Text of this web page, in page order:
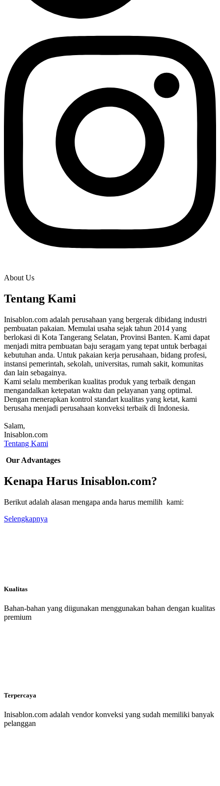
About Us
Tentang Kami
Inisablon.com adalah perusahaan yang bergerak dibidang industri
pembuatan pakaian. Memulai usaha sejak tahun 2014 yang
berlokasi di Kota Tangerang Selatan, Provinsi Banten. Kami dapat
menjadi mitra pembuatan baju seragam yang tepat untuk berbagai
kebutuhan anda. Untuk pakaian kerja perusahaan, bidang profesi,
instansi pemerintah, sekolah, universitas, rumah sakit, komunitas
dan lain sebagainya.
Kami selalu memberikan kualitas produk yang terbaik dengan
mengandalkan ketepatan waktu dan pelayanan yang optimal.
Dengan menerapkan kontrol standart kualitas yang ketat, kami
berusaha menjadi perusahaan konveksi terbaik di Indonesia.
Salam,
Inisablon.com
Tentang Kami
Our Advantages
Kenapa Harus Inisablon.com?
Berikut adalah alasan mengapa anda harus memilih kami:
Selengkapnya
Kualitas
Bahan-bahan yang diigunakan menggunakan bahan dengan kualitas
premium
Terpercaya
Inisablon.com adalah vendor konveksi yang sudah memiliki banyak
pelanggan